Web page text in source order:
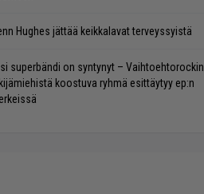
Hughes jättää keikkalavat terveyssyistä
superbändi on syntynyt – Vaihtoehtorockin
koostuva ryhmä esittäytyy ep:n